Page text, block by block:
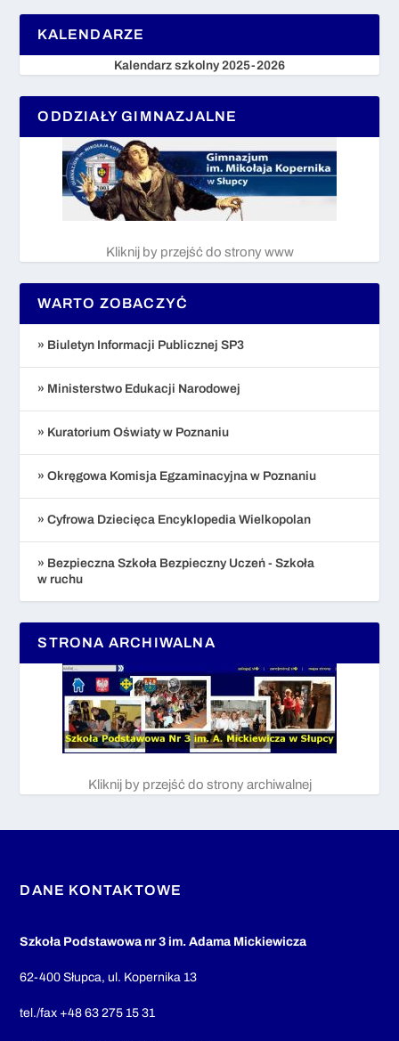
KALENDARZE
Kalendarz szkolny 2025-2026
ODDZIAŁY GIMNAZJALNE
Kliknij by przejść do strony www
WARTO ZOBACZYĆ
» Biuletyn Informacji Publicznej SP3
» Ministerstwo Edukacji Narodowej
» Kuratorium Oświaty w Poznaniu
» Okręgowa Komisja Egzaminacyjna w Poznaniu
» Cyfrowa Dziecięca Encyklopedia Wielkopolan
» Bezpieczna Szkoła Bezpieczny Uczeń - Szkoła
w ruchu
STRONA ARCHIWALNA
Kliknij by przejść do strony archiwalnej
DANE KONTAKTOWE
Szkoła Podstawowa nr 3 im. Adama Mickiewicza
62-400 Słupca, ul. Kopernika 13
tel./fax +48 63 275 15 31